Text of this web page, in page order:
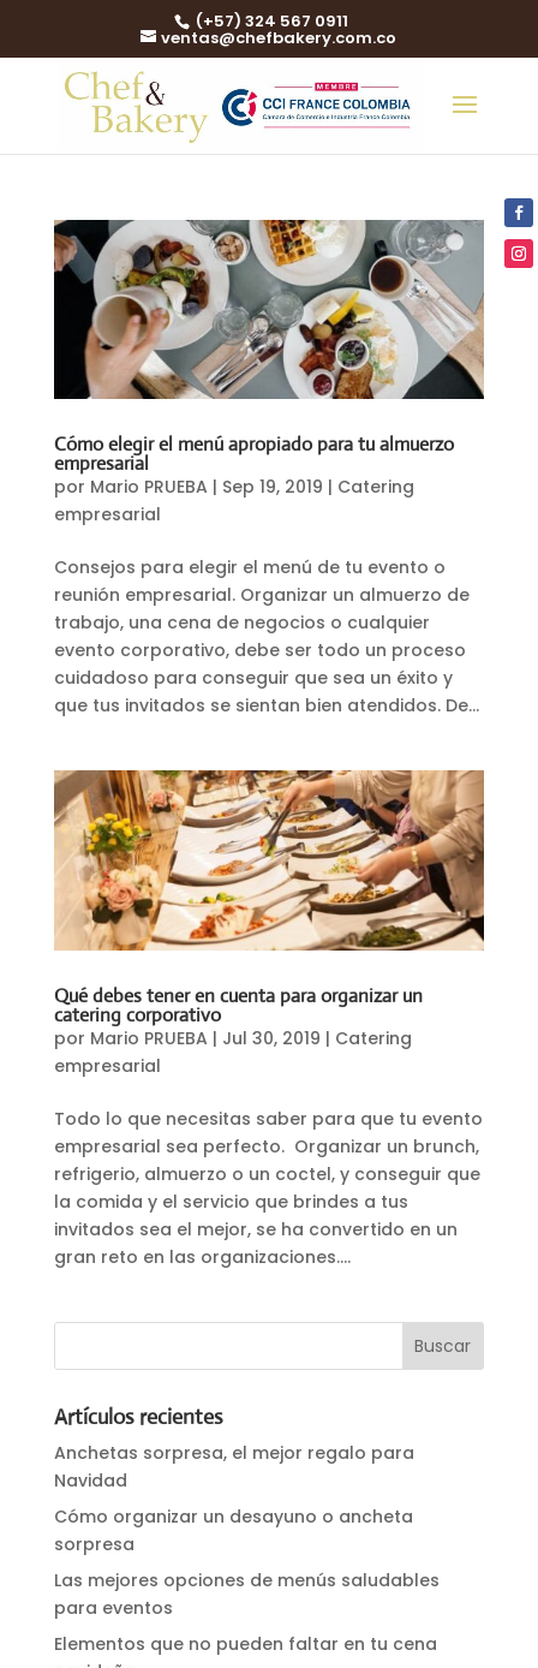
(+57) 324 567 0911
ventas@chefbakery.com.co
Cómo elegir el menú apropiado para tu almuerzo
empresarial
por Mario PRUEBA | Sep 19, 2019 | Catering
empresarial
Consejos para elegir el menú de tu evento o
reunión empresarial. Organizar un almuerzo de
trabajo, una cena de negocios o cualquier
evento corporativo, debe ser todo un proceso
cuidadoso para conseguir que sea un éxito y
que tus invitados se sientan bien atendidos. De...
Qué debes tener en cuenta para organizar un
catering corporativo
por Mario PRUEBA | Jul 30, 2019 | Catering
empresarial
Todo lo que necesitas saber para que tu evento
empresarial sea perfecto. Organizar un brunch,
refrigerio, almuerzo o un coctel, y conseguir que
la comida y el servicio que brindes a tus
invitados sea el mejor, se ha convertido en un
gran reto en las organizaciones....
Artículos recientes
Anchetas sorpresa, el mejor regalo para
Navidad
Cómo organizar un desayuno o ancheta
sorpresa
Las mejores opciones de menús saludables
para eventos
Elementos que no pueden faltar en tu cena